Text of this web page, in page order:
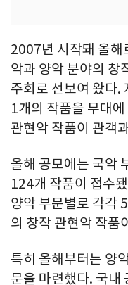
2007년 시작돼 올해
악과 양악 분야의 창
주회로 선보여 왔다.
1개의 작품을 무대
관현악 작품이 관객
올해 공모에는 국악
124개 작품이 접수
양악 부문별로 각각
의 창작 관현악 작품
특히 올해부터는 양
문을 마련했다. 국내